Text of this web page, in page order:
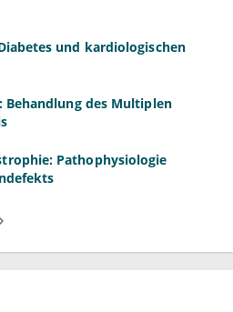
und kardiologischen
des Multiplen
Pathophysiologie